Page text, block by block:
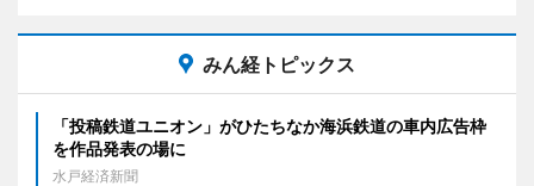
みん経トピックス
「投稿鉄道ユニオン」がひたちなか海浜鉄道の車内広告枠
を作品発表の場に
水戸経済新聞